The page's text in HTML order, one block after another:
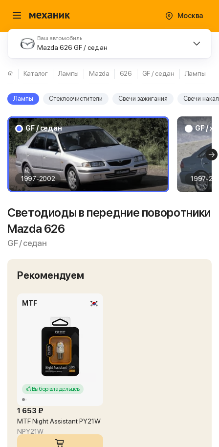
Москва
Ваш автомобиль
Mazda 626 GF / седан
Каталог Лампы Mazda 626 GF / седан Лампы
Лампы Стеклоочистители Свечи зажигания Свечи
GF / седан
1997-2002
GF /
1997-
Светодиоды в передние поворотники
Mazda 626
GF / седан
Рекомендуем
MTF
Выбор владельцев
1 653 ₽
MTF Night Assistant PY21W
NPY21W